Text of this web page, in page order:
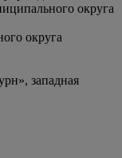
округа
округа
западная